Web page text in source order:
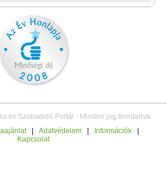
és Szabadidő Portál - Minden jog fenntartva
Adatvédelem Információk
Kapcsolat